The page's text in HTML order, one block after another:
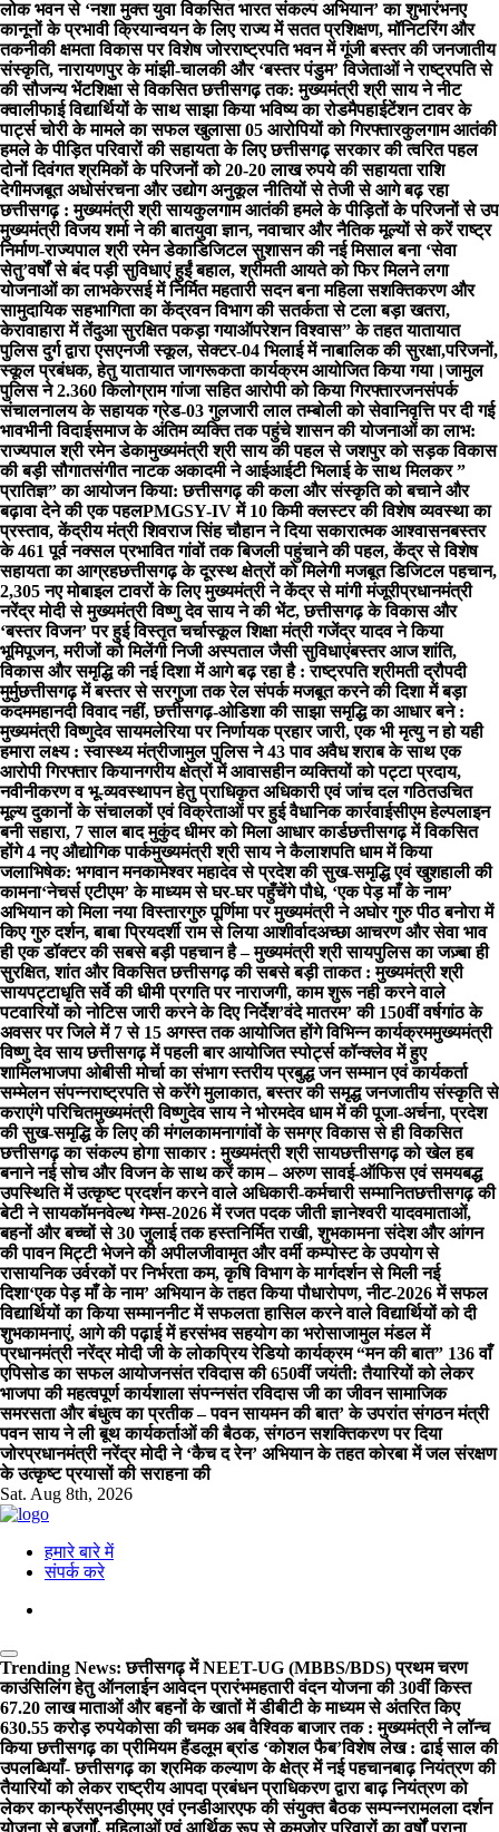
लोक भवन से ‘नशा मुक्त युवा विकसित भारत संकल्प अभियान’ का शुभारंभनए
कानूनों के प्रभावी क्रियान्वयन के लिए राज्य में सतत प्रशिक्षण, मॉनिटरिंग और
तकनीकी क्षमता विकास पर विशेष जोरराष्ट्रपति भवन में गूंजी बस्तर की जनजातीय
संस्कृति, नारायणपुर के मांझी-चालकी और ‘बस्तर पंडुम’ विजेताओं ने राष्ट्रपति से
की सौजन्य भेंटशिक्षा से विकसित छत्तीसगढ़ तक: मुख्यमंत्री श्री साय ने नीट
क्वालीफाई विद्यार्थियों के साथ साझा किया भविष्य का रोडमैपहाईटेंशन टावर के
पार्ट्स चोरी के मामले का सफल खुलासा 05 आरोपियों को गिरफ्तारकुलगाम आतंकी
हमले के पीड़ित परिवारों की सहायता के लिए छत्तीसगढ़ सरकार की त्वरित पहल
दोनों दिवंगत श्रमिकों के परिजनों को 20-20 लाख रुपये की सहायता राशि
देगीमजबूत अधोसंरचना और उद्योग अनुकूल नीतियों से तेजी से आगे बढ़ रहा
छत्तीसगढ़ : मुख्यमंत्री श्री सायकुलगाम आतंकी हमले के पीड़ितों के परिजनों से उप
मुख्यमंत्री विजय शर्मा ने की बातयुवा ज्ञान, नवाचार और नैतिक मूल्यों से करें राष्ट्र
निर्माण-राज्यपाल श्री रमेन डेका​डिजिटल सुशासन की नई मिसाल बना ‘सेवा
सेतु’वर्षों से बंद पड़ी सुविधाएं हुईं बहाल, श्रीमती आयते को फिर मिलने लगा
योजनाओं का लाभकेरसई में निर्मित महतारी सदन बना महिला सशक्तिकरण और
सामुदायिक सहभागिता का केंद्रवन विभाग की सतर्कता से टला बड़ा खतरा,
केरावाहारा में तेंदुआ सुरक्षित पकड़ा गयाऑपरेशन विश्वास” के तहत यातायात
पुलिस दुर्ग द्वारा एसएनजी स्कूल, सेक्टर-04 भिलाई में नाबालिक की सुरक्षा,परिजनों,
स्कूल प्रबंधक, हेतु यातायात जागरूकता कार्यक्रम आयोजित किया गया।जामुल
पुलिस ने 2.360 किलोग्राम गांजा सहित आरोपी को किया गिरफ्तारजनसंपर्क
संचालनालय के सहायक ग्रेड-03 गुलजारी लाल तम्बोली को सेवानिवृत्ति पर दी गई
भावभीनी विदाईसमाज के अंतिम व्यक्ति तक पहुंचे शासन की योजनाओं का लाभ:
राज्यपाल श्री रमेन डेकामुख्यमंत्री श्री साय की पहल से जशपुर को सड़क विकास
की बड़ी सौगातसंगीत नाटक अकादमी ने आईआईटी भिलाई के साथ मिलकर ”
प्रातिज्ञ” का आयोजन किया: छत्तीसगढ़ की कला और संस्कृति को बचाने और
बढ़ावा देने की एक पहलPMGSY-IV में 10 किमी क्लस्टर की विशेष व्यवस्था का
प्रस्ताव, केंद्रीय मंत्री शिवराज सिंह चौहान ने दिया सकारात्मक आश्वासनबस्तर
के 461 पूर्व नक्सल प्रभावित गांवों तक बिजली पहुंचाने की पहल, केंद्र से विशेष
सहायता का आग्रहछत्तीसगढ़ के दूरस्थ क्षेत्रों को मिलेगी मजबूत डिजिटल पहचान,
2,305 नए मोबाइल टावरों के लिए मुख्यमंत्री ने केंद्र से मांगी मंजूरीप्रधानमंत्री
नरेंद्र मोदी से मुख्यमंत्री विष्णु देव साय ने की भेंट, छत्तीसगढ़ के विकास और
‘बस्तर विजन’ पर हुई विस्तृत चर्चास्कूल शिक्षा मंत्री गजेंद्र यादव ने किया
भूमिपूजन, मरीजों को मिलेंगी निजी अस्पताल जैसी सुविधाएंबस्तर आज शांति,
विकास और समृद्धि की नई दिशा में आगे बढ़ रहा है : राष्ट्रपति श्रीमती द्रौपदी
मुर्मुछत्तीसगढ़ में बस्तर से सरगुजा तक रेल संपर्क मजबूत करने की दिशा में बड़ा
कदममहानदी विवाद नहीं, छत्तीसगढ़-ओडिशा की साझा समृद्धि का आधार बने :
मुख्यमंत्री विष्णुदेव सायमलेरिया पर निर्णायक प्रहार जारी, एक भी मृत्यु न हो यही
हमारा लक्ष्य : स्वास्थ्य मंत्रीजामुल पुलिस ने 43 पाव अवैध शराब के साथ एक
आरोपी गिरफ्तार कियानगरीय क्षेत्रों में आवासहीन व्यक्तियों को पट्टा प्रदाय,
नवीनीकरण व भू-व्यवस्थापन हेतु प्राधिकृत अधिकारी एवं जांच दल गठितउचित
मूल्य दुकानों के संचालकों एवं विक्रेताओं पर हुई वैधानिक कार्रवाईसीएम हेल्पलाइन
बनी सहारा, 7 साल बाद मुकुंद धीमर को मिला आधार कार्डछत्तीसगढ़ में विकसित
होंगे 4 नए औद्योगिक पार्कमुख्यमंत्री श्री साय ने कैलाशपति धाम में किया
जलाभिषेक: भगवान मनकामेश्वर महादेव से प्रदेश की सुख-समृद्धि एवं खुशहाली की
कामना‘नेचर्स एटीएम’ के माध्यम से घर-घर पहुँचेंगे पौधे, ‘एक पेड़ माँ के नाम’
अभियान को मिला नया विस्तारगुरु पूर्णिमा पर मुख्यमंत्री ने अघोर गुरु पीठ बनोरा में
किए गुरु दर्शन, बाबा प्रियदर्शी राम से लिया आशीर्वादअच्छा आचरण और सेवा भाव
ही एक डॉक्टर की सबसे बड़ी पहचान है – मुख्यमंत्री श्री सायपुलिस का जज़्बा ही
सुरक्षित, शांत और विकसित छत्तीसगढ़ की सबसे बड़ी ताकत : मुख्यमंत्री श्री
सायपट्टाधृति सर्वे की धीमी प्रगति पर नाराजगी, काम शुरू नही करने वाले
पटवारियों को नोटिस जारी करने के दिए निर्देश’वंदे मातरम’ की 150वीं वर्षगांठ के
अवसर पर जिले में 7 से 15 अगस्त तक आयोजित होंगे विभिन्न कार्यक्रममुख्यमंत्री
विष्णु देव साय छत्तीसगढ़ में पहली बार आयोजित स्पोर्ट्स कॉन्क्लेव में हुए
शामिलभाजपा ओबीसी मोर्चा का संभाग स्तरीय प्रबुद्ध जन सम्मान एवं कार्यकर्ता
सम्मेलन संपन्नराष्ट्रपति से करेंगे मुलाकात, बस्तर की समृद्ध जनजातीय संस्कृति से
कराएंगे परिचितमुख्यमंत्री विष्णुदेव साय ने भोरमदेव धाम में की पूजा-अर्चना, प्रदेश
की सुख-समृद्धि के लिए की मंगलकामनागांवों के समग्र विकास से ही विकसित
छत्तीसगढ़ का संकल्प होगा साकार : मुख्यमंत्री श्री सायछत्तीसगढ़ को खेल हब
बनाने नई सोच और विजन के साथ करें काम – अरुण सावई-ऑफिस एवं समयबद्ध
उपस्थिति में उत्कृष्ट प्रदर्शन करने वाले अधिकारी-कर्मचारी सम्मानितछत्तीसगढ़ की
बेटी ने सायकॉमनवेल्थ गेम्स-2026 में रजत पदक जीती ज्ञानेश्वरी यादवमाताओं,
बहनों और बच्चों से 30 जुलाई तक हस्तनिर्मित राखी, शुभकामना संदेश और आंगन
की पावन मिट्टी भेजने की अपीलजीवामृत और वर्मी कम्पोस्ट के उपयोग से
रासायनिक उर्वरकों पर निर्भरता कम, कृषि विभाग के मार्गदर्शन से मिली नई
दिशा‘एक पेड़ माँ के नाम’ अभियान के तहत किया पौधारोपण, नीट-2026 में सफल
विद्यार्थियों का किया सम्माननीट में सफलता हासिल करने वाले विद्यार्थियों को दी
शुभकामनाएं, आगे की पढ़ाई में हरसंभव सहयोग का भरोसाजामुल मंडल में
प्रधानमंत्री नरेंद्र मोदी जी के लोकप्रिय रेडियो कार्यक्रम “मन की बात” 136 वाँ
एपिसोड का सफल आयोजनसंत रविदास की 650वीं जयंती: तैयारियों को लेकर
भाजपा की महत्वपूर्ण कार्यशाला संपन्नसंत रविदास जी का जीवन सामाजिक
समरसता और बंधुत्व का प्रतीक – पवन सायमन की बात’ के उपरांत संगठन मंत्री
पवन साय ने ली बूथ कार्यकर्ताओं की बैठक, संगठन सशक्तिकरण पर दिया
जोरप्रधानमंत्री नरेंद्र मोदी ने ‘कैच द रेन’ अभियान के तहत कोरबा में जल संरक्षण
के उत्कृष्ट प्रयासों की सराहना की
Sat. Aug 8th, 2026
हमारे बारे में
संपर्क करे
Trending News: छत्तीसगढ़ में NEET-UG (MBBS/BDS) प्रथम चरण
काउंसिलिंग हेतु ऑनलाईन आवेदन प्रारंभमहतारी वंदन योजना की 30वीं किस्त
67.20 लाख माताओं और बहनों के खातों में डीबीटी के माध्यम से अंतरित किए
630.55 करोड़ रुपयेकोसा की चमक अब वैश्विक बाजार तक : मुख्यमंत्री ने लॉन्च
किया छत्तीसगढ़ का प्रीमियम हैंडलूम ब्रांड ‘कोशल फैब’विशेष लेख : ढाई साल की
उपलब्धियाँ- छत्तीसगढ़ का श्रमिक कल्याण के क्षेत्र में नई पहचानबाढ़ नियंत्रण की
तैयारियों को लेकर राष्ट्रीय आपदा प्रबंधन प्राधिकरण द्वारा बाढ़ नियंत्रण को
लेकर कान्फ्रेंसएनडीएमए एवं एनडीआरएफ की संयुक्त बैठक सम्पन्नरामलला दर्शन
योजना से बुजुर्गों, महिलाओं एवं आर्थिक रूप से कमजोर परिवारों का वर्षों पुराना